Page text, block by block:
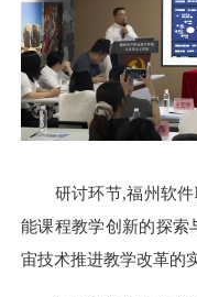
研讨环节,福州软
能课程教学创新的探索
宙技术推进教学改革的